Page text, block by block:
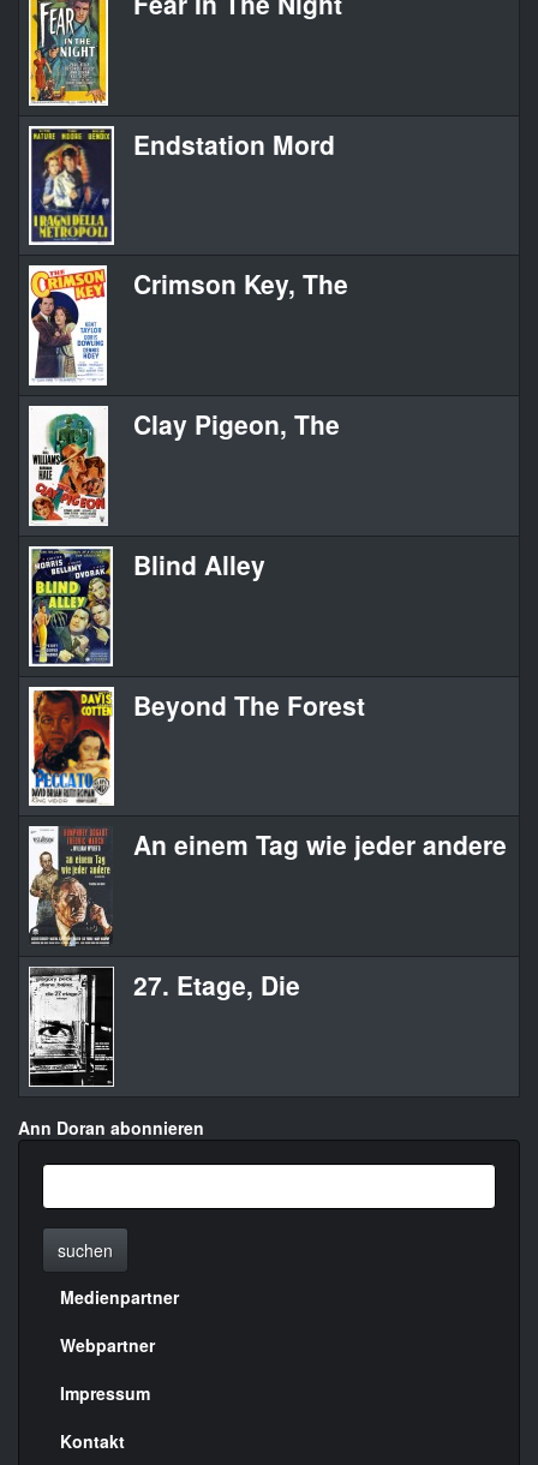
Endstation Mord
Crimson Key, The
Clay Pigeon, The
Blind Alley
Beyond The Forest
An einem Tag wie jeder andere
27. Etage, Die
Ann Doran abonnieren
suchen
Menülinks
rechte
Seite
Medienpartner
Webpartner
Impressum
Kontakt